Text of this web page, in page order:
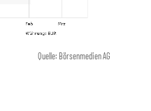
Quelle: Börsenmedien AG